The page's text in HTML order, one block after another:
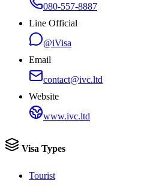
080-557-8887
Line Official
@iVisa
Email
contact@ivc.ltd
Website
www.ivc.ltd
Visa Types
Tourist